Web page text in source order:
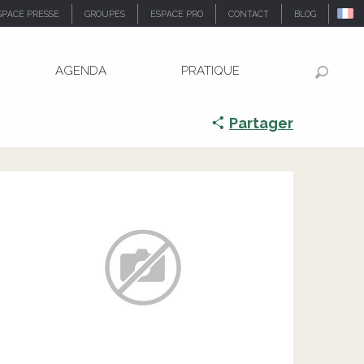
PRESSE GROUPES ESPACE PRO CONTACT BLOG
AGENDA PRATIQUE
Partager